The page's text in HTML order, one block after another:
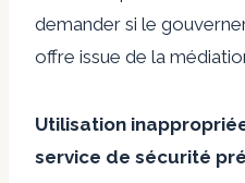
demander si le
offre issue de la
Utilisation
service de sécurité